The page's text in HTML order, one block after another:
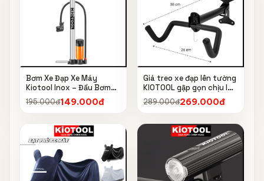
Bơm Xe Đạp Xe Máy
Kiotool Inox – Đầu Bơm
Thông Minh, Kèm Bơm
Bóng, Đồng Hồ 160 PSI
195.000đ149.000đ
Giá treo xe đạp lên tường
KIOTOOL gập gọn chịu lực
cao kèm móc treo mũ bảo
hiểm
289.000đ269.000đ